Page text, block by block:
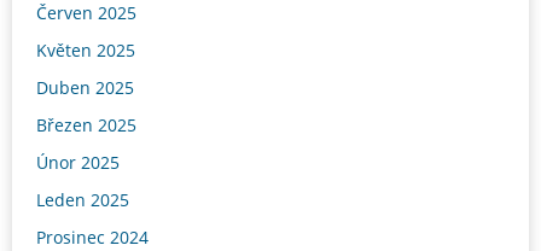
Červen 2025
Květen 2025
Duben 2025
Březen 2025
Únor 2025
Leden 2025
Prosinec 2024